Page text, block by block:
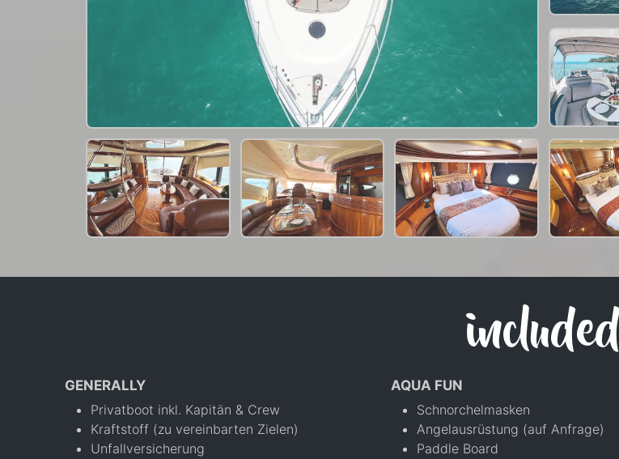
included
GENERALLY
Privatboot inkl. Kapitän & Crew
Kraftstoff (zu vereinbarten Zielen)
Unfallversicherung
AQUA FUN
Schnorchelmasken
Angelausrüstung (auf Anfrage)
Paddle Board